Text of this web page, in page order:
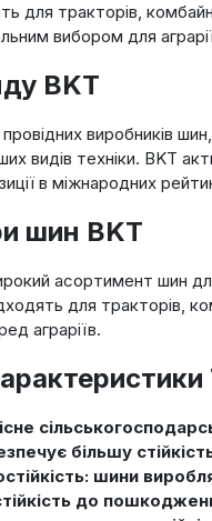
для тракторів,
вибором для
BKT
виробників шин,
видів техніки. BKT
в міжнародних
шин BKT
асортимент шин
для тракторів,
аграріїв.
більшу
шини
до